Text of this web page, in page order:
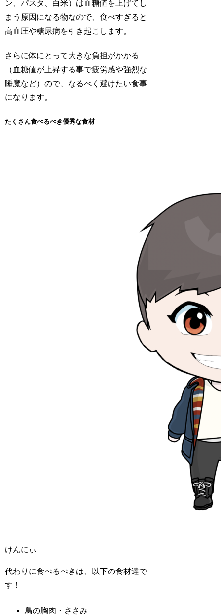
ン、パスタ、白米）は血糖値を上げてし
まう原因になる物なので、食べすぎると
高血圧や糖尿病を引き起こします。
さらに体にとって大きな負担がかかる
（血糖値が上昇する事で疲労感や強烈な
睡魔など）ので、なるべく避けたい食事
になります。
たくさん食べるべき優秀な食材
けんにぃ
代わりに食べるべきは、以下の食材達で
す！
鳥の胸肉・ささみ